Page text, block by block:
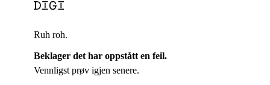
Ruh roh.
Beklager det har oppstått en feil.
Vennligst prøv igjen senere.